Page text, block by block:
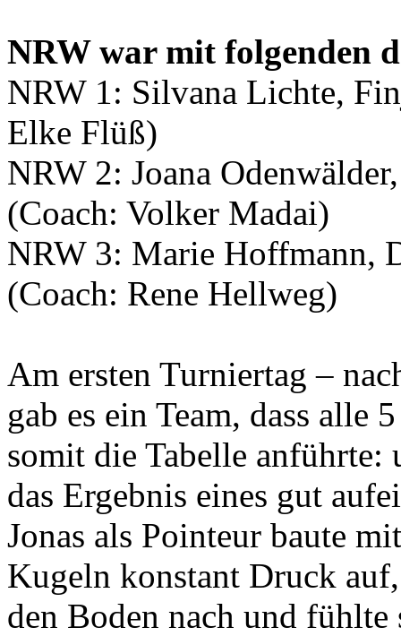
NRW war mit folgenden
NRW 1: Silvana Lichte,
Elke Flüß)
NRW 2: Joana
(Coach: Volker Madai)
NRW 3: Marie Hoffmann,
(Coach: Rene Hellweg)
Am ersten Turniertag –
gab es ein Team, dass alle
somit die Tabelle anführte:
das Ergebnis eines gut
Jonas als Pointeur baute
Kugeln konstant Druck
den Boden nach und